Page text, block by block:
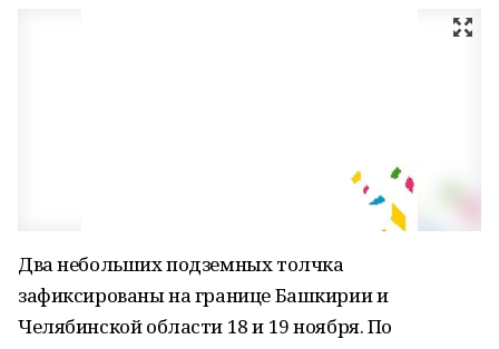
Два небольших подземных толчка
зафиксированы на границе Башкирии и
Челябинской области 18 и 19 ноября. По